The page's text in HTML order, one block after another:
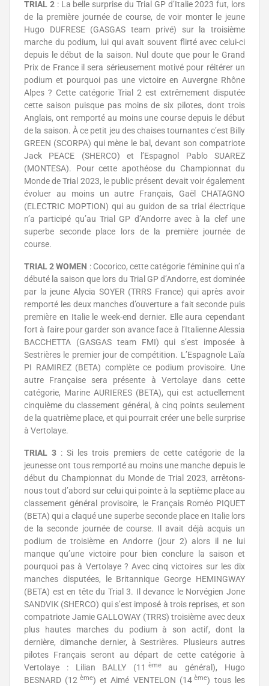
TRIAL 2: La belle surprise du Trial GP d’Italie 2023 fut, lors
de la première journée de course, de voir monter le jeune
Hugo DUFRESE (GASGAS team privé) sur la troisième
marche du podium, lui qui avait souvent flirté avec celui-ci
depuis le début de la saison. Nul doute que pour le Grand
Prix de France il sera sérieusement motivé pour réitérer un
podium et pourquoi pas une victoire en Auvergne Rhône
Alpes ? Cette catégorie Trial 2 est extrêmement disputée
cette saison puisque pas moins de six pilotes, dont trois
Anglais, ont remporté au moins une course depuis le début
de la saison. À ce petit jeu des chaises tournantes c’est Billy
GREEN (SCORPA) qui mène le bal, devant son compatriote
Jack PEACE (SHERCO) et l’Espagnol Pablo SUAREZ
(MONTESA). Pour cette apothéose du Championnat du
Monde de Trial 2023, le public présent devait voir également
évoluer au moins un autre Français, Gaël CHATAGNO
(ELECTRIC MOPTION) qui au guidon de sa trial électrique
n’a participé qu’au Trial GP d’Andorre avec à la clef une
superbe seconde place lors de la première journée de
course.
TRIAL 2 WOMEN : Cocorico, cette catégorie féminine qui n’a
débuté la saison que lors du Trial GP d’Andorre, est dominée
par la jeune Alycia SOYER (TRRS France) qui après avoir
remporté les deux manches d’ouverture a fait seconde puis
première en Italie le week-end dernier. Elle aura cependant
fort à faire pour garder son avance face à l’Italienne Alessia
BACCHETTA (GASGAS team FMI) qui s’est imposée à
Sestrières le premier jour de compétition. L’Espagnole Laïa
PI RAMIREZ (BETA) complète ce podium provisoire. Une
autre Française sera présente à Vertolaye dans cette
catégorie, Marine AURIERES (BETA), qui est actuellement
cinquième du classement général, à cinq points seulement
de la quatrième place, et qui pourrait créer une belle surprise
à Vertolaye.
TRIAL 3 : Si les trois premiers de cette catégorie de la
jeunesse ont tous remporté au moins une manche depuis le
début du Championnat du Monde de Trial 2023, arrêtons-
nous tout d’abord sur celui qui pointe à la septième place au
classement général provisoire, le Français Roméo PIQUET
(BETA) qui a claqué une superbe seconde place en Italie lors
de la seconde journée de course. Il avait déjà acquis un
podium de troisième en Andorre (jour 2) alors il ne lui
manque qu’une victoire pour bien conclure la saison et
pourquoi pas à Vertolaye ? Avec cinq victoires sur les dix
manches disputées, le Britannique George HEMINGWAY
(BETA) est en tête du Trial 3. Il devance le Norvégien Jone
SANDVIK (SHERCO) qui s’est imposé à trois reprises, et son
compatriote Jamie GALLOWAY (TRRS) troisième avec deux
plus hautes marches du podium à son actif, dont la
dernière, dimanche dernier, à Sestrières. Plusieurs autres
pilotes Français seront au départ de cette catégorie à
Vertolaye : Lilian BALLY (11 èmeau général), Hugo
BESNARD (12 ème) et Aimé VENTELON (14 ème) tous les